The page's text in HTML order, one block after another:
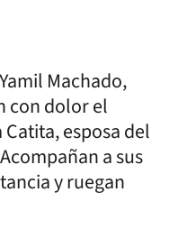
Machado,
con dolor el
esposa del
a sus
y ruegan